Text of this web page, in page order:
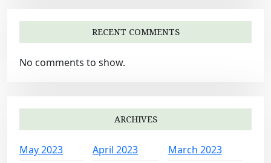
RECENT COMMENTS
No comments to show.
ARCHIVES
May 2023 April 2023
March 2023